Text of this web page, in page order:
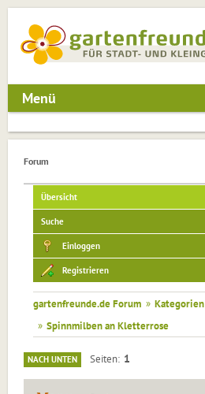
Menü
Forum
Übersicht
Suche
Einloggen
Registrieren
gartenfreunde.de Forum » Kategorien
» Spinnmilben an Kletterrose
NACH UNTEN Seiten 1